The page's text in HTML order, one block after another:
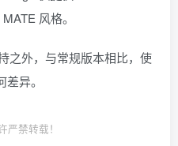
风格。
之外，与常规版本相比，使
异。
严禁转载！